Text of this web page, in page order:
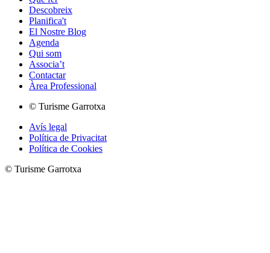
Descobreix
Planifica't
El Nostre Blog
Agenda
Qui som
Associa’t
Contactar
Àrea Professional
© Turisme Garrotxa
Avís legal
Política de Privacitat
Política de Cookies
© Turisme Garrotxa